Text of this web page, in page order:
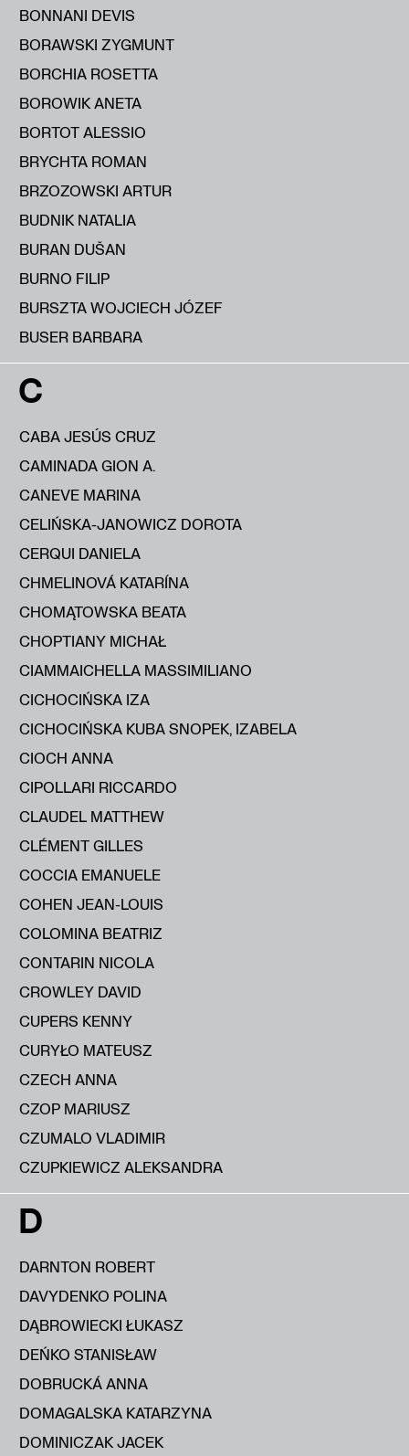
BONNANI DEVIS
BORAWSKI ZYGMUNT
BORCHIA ROSETTA
BOROWIK ANETA
BORTOT ALESSIO
BRYCHTA ROMAN
BRZOZOWSKI ARTUR
BUDNIK NATALIA
BURAN DUŠAN
BURNO FILIP
BURSZTA WOJCIECH JÓZEF
BUSER BARBARA
C
CABA JESÚS CRUZ
CAMINADA GION A.
CANEVE MARINA
CELIŃSKA-JANOWICZ DOROTA
CERQUI DANIELA
CHMELINOVÁ KATARÍNA
CHOMĄTOWSKA BEATA
CHOPTIANY MICHAŁ
CIAMMAICHELLA MASSIMILIANO
CICHOCIŃSKA IZA
CICHOCIŃSKA KUBA SNOPEK, IZABELA
CIOCH ANNA
CIPOLLARI RICCARDO
CLAUDEL MATTHEW
CLÉMENT GILLES
COCCIA EMANUELE
COHEN JEAN-LOUIS
COLOMINA BEATRIZ
CONTARIN NICOLA
CROWLEY DAVID
CUPERS KENNY
CURYŁO MATEUSZ
CZECH ANNA
CZOP MARIUSZ
CZUMALO VLADIMIR
CZUPKIEWICZ ALEKSANDRA
D
DARNTON ROBERT
DAVYDENKO POLINA
DĄBROWIECKI ŁUKASZ
DEŃKO STANISŁAW
DOBRUCKÁ ANNA
DOMAGALSKA KATARZYNA
DOMINICZAK JACEK